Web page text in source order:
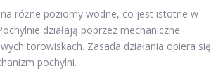
różne poziomy wodne, co jest istotne w
działają poprzez mechaniczne
torowiskach. Zasada działania opiera się
pochylni.